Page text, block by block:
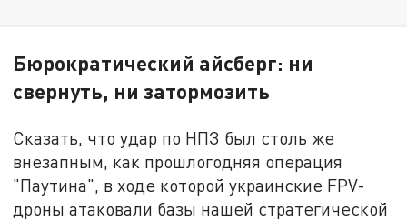
Бюрократический айсберг: ни
свернуть, ни затормозить
Сказать, что удар по НПЗ был столь же
внезапным, как прошлогодняя операция
"Паутина", в ходе которой украинские FPV-
дроны атаковали базы нашей стратегической